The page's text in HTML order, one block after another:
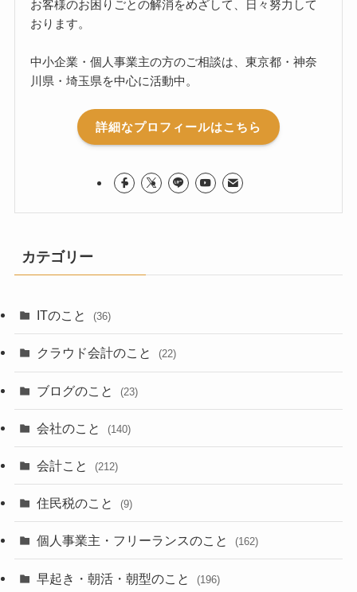
お客様のお困りごとの解消をめざして、日々努力して
おります。
中小企業・個人事業主の方のご相談は、東京都・神奈
川県・埼玉県を中心に活動中。
詳細なプロフィールはこちら
カテゴリー
ITのこと (36)
クラウド会計のこと (22)
ブログのこと (23)
会社のこと (140)
会計こと (212)
住民税のこと (9)
個人事業主・フリーランスのこと (162)
早起き・朝活・朝型のこと (196)